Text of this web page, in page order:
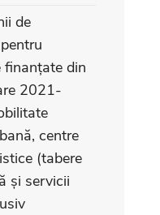
de
finanțate din
2021-
centre
(tabere
și servicii